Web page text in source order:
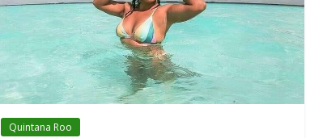
Quintana Roo